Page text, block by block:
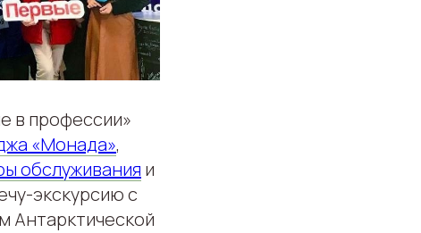
в профессии»
«Монада»,
обслуживания и
экскурсию с
Антарктической